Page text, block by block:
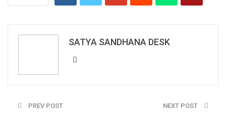
SATYA SANDHANA DESK
PREV POST NEXT POST